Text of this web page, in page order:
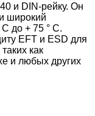
и DIN-рейку. Он
широкий
до + 75 ° C.
EFT и ESD для
как
и любых других